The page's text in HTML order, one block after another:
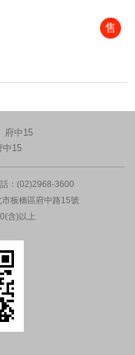
售
府中15
中15
：(02)2968-3600
板橋區府中路15號
含)以上